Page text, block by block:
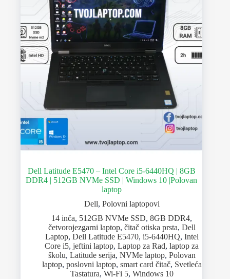
Dell Latitude E5470 – Intel Core i5-6440HQ | 8GB
DDR4 | 512GB NVMe SSD | Windows 10 |Polovan
laptop
Dell, Polovni laptopovi
14 inča, 512GB NVMe SSD,8GB DDR4,
četvorojezgarni laptop, čitač otiska prsta, Dell
Laptop, Dell Latitude E5470, i5-6440HQ, Intel
Core i5,jeftini laptop,Laptop za Rad,laptop za
školu, Latitude serija, NVMe laptop, Polovan
laptop, poslovni laptop, smart card čitač, Svetleća
Tastatura, Wi-Fi 5, Windows 10